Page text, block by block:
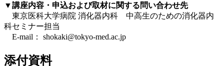
▼講座内容・申込および取材に関する問い合わせ先
東京医科大学病院 消化器内科 中高生のための消化器内
科セミナー担当
E-mail： shokaki@tokyo-med.ac.jp
添付資料